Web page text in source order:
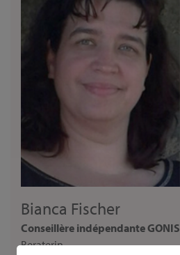
Bianca Fischer
Conseillère indépendante GONIS
Beraterin